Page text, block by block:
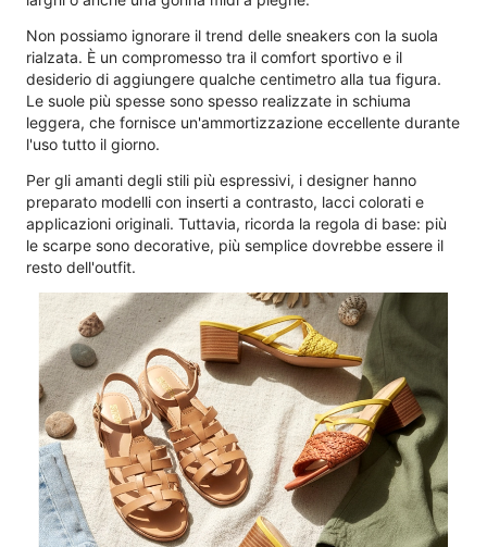
Non possiamo ignorare il trend delle sneakers con la suola
rialzata. È un compromesso tra il comfort sportivo e il
desiderio di aggiungere qualche centimetro alla tua figura.
Le suole più spesse sono spesso realizzate in schiuma
leggera, che fornisce un'ammortizzazione eccellente durante
l'uso tutto il giorno.
Per gli amanti degli stili più espressivi, i designer hanno
preparato modelli con inserti a contrasto, lacci colorati e
applicazioni originali. Tuttavia, ricorda la regola di base: più
le scarpe sono decorative, più semplice dovrebbe essere il
resto dell'outfit.